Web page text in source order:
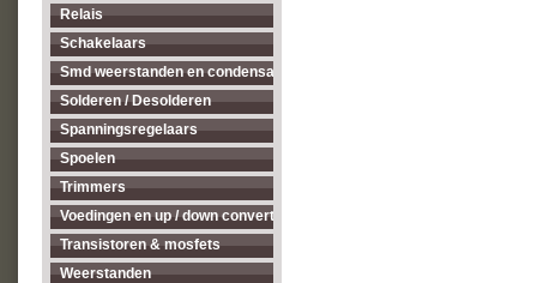
Relais
Schakelaars
Smd weerstanden en condensatoren
Solderen / Desolderen
Spanningsregelaars
Spoelen
Trimmers
Voedingen en up / down converters
Transistoren & mosfets
Weerstanden